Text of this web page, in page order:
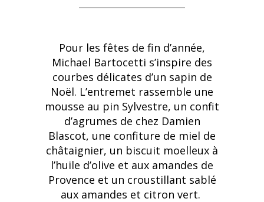
Pour les fêtes de fin d’année,
Michael Bartocetti s’inspire des
courbes délicates d’un sapin de
Noël. L’entremet rassemble une
mousse au pin Sylvestre, un confit
d’agrumes de chez Damien
Blascot, une confiture de miel de
châtaignier, un biscuit moelleux à
l’huile d’olive et aux amandes de
Provence et un croustillant sablé
aux amandes et citron vert.